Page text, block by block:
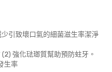
引致壞口氣的細菌滋生率潔淨
強化琺瑯質幫助預防蛀牙。
生率